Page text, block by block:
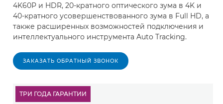
4K60P и HDR, 20-кратного оптического зума в 4K и
40-кратного усовершенствованного зума в Full HD, а
также расширенных возможностей подключения и
интеллектуального инструмента Auto Tracking.
ЗАКАЗАТЬ ОБРАТНЫЙ ЗВОНОК
ТРИ ГОДА ГАРАНТИИ